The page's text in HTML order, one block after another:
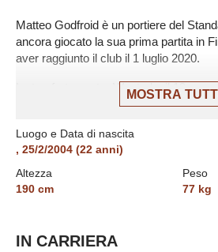
Matteo Godfroid è un portiere del
ancora giocato la sua prima partita in
aver raggiunto il club il 1 luglio 2020.
La trasferta contro Westerlo, il 19
sfida di First Division A per lo Standard
Nell'ultima stagione con Standard Liège
Godfroid ha collezionato 17 presenze.
MOSTRA
Luogo e Data di nascita
, 25/2/2004 (22 anni)
Altezza
190 cm
Peso
77 kg
IN CARRIERA